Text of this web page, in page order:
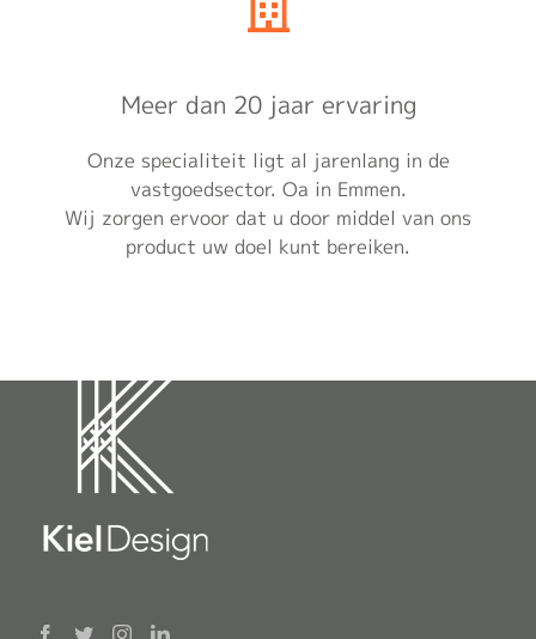
Meer dan 20 jaar ervaring
Onze specialiteit ligt al jarenlang in de
vastgoedsector. Oa in Emmen.
Wij zorgen ervoor dat u door middel van ons
product uw doel kunt bereiken.